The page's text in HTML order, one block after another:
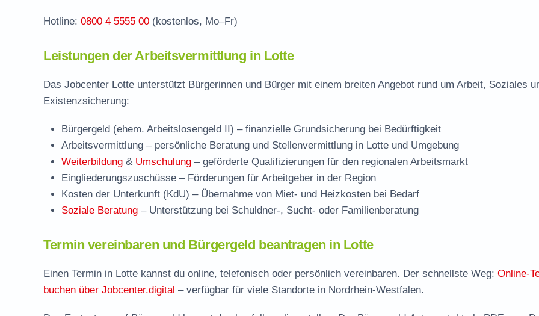
Häufige Fragen rund ums Jobcenter
Hotline: 0800 4 5555 00 (kostenlos, Mo–Fr)
Leistungen der Arbeitsvermittlung in Lotte
Das Jobcenter Lotte unterstützt Bürgerinnen und Bürger mit einem breiten Angebot rund um Arbeit, Soziales
Existenzsicherung:
Bürgergeld (ehem. Arbeitslosengeld II) – finanzielle Grundsicherung bei Bedürftigkeit
Arbeitsvermittlung – persönliche Beratung und Stellenvermittlung in Lotte und Umgebung
Weiterbildung & Umschulung – geförderte Qualifizierungen für den regionalen Arbeitsmarkt
Eingliederungszuschüsse – Förderungen für Arbeitgeber in der Region
Kosten der Unterkunft (KdU) – Übernahme von Miet- und Heizkosten bei Bedarf
Soziale Beratung – Unterstützung bei Schuldner-, Sucht- oder Familienberatung
Termin vereinbaren und Bürgergeld beantragen in Lotte
Einen Termin in Lotte kannst du online, telefonisch oder persönlich vereinbaren. Der schnellste Weg: Online-
buchen über Jobcenter.digital – verfügbar für viele Standorte in Nordrhein-Westfalen.